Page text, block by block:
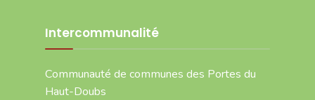
Intercommunalité
Communauté de communes des Portes du
Haut-Doubs